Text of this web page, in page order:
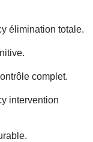
élimination totale.
complet.
intervention